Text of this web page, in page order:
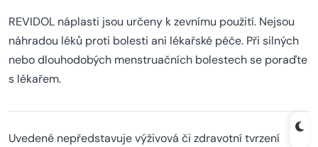
REVIDOL náplasti jsou určeny k zevnímu použití. Nejsou
náhradou léků proti bolesti ani lékařské péče. Při silných
nebo dlouhodobých menstruačních bolestech se poraďte
s lékařem.
Uvedené nepředstavuje výživová či zdravotní tvrzení